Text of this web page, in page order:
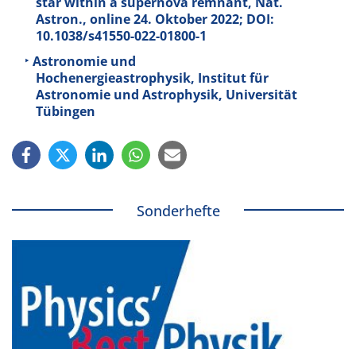
Astron., online 24. Oktober 2022; DOI:
10.1038/s41550-022-01800-1
Astronomie und
Hochenergieastrophysik, Institut für
Astronomie und Astrophysik, Universität
Tübingen
Sonderhefte